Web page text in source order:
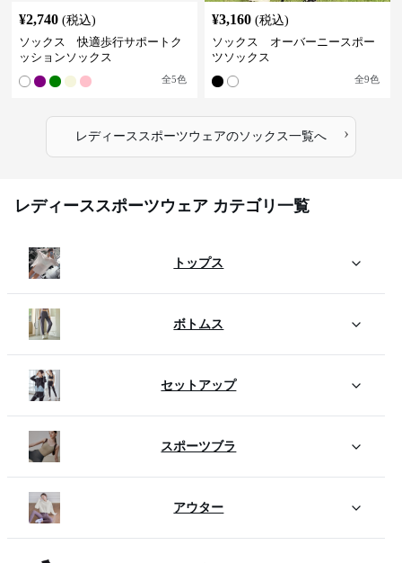
¥2,740 (税込)
ソックス 快適歩行サポートク
ッションソックス
全5色
¥3,160 (税込)
ソックス オーバーニースポー
ツソックス
全9色
レディーススポーツウェアのソックス一覧へ ›
レディーススポーツウェア カテゴリ一覧
トップス
ボトムス
セットアップ
スポーツブラ
アウター